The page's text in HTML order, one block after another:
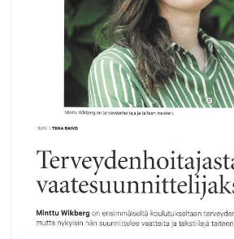
Suunnittelu
Yhteystiedot
In English